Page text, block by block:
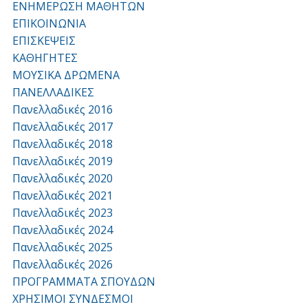
ΕΝΗΜΕΡΩΣΗ ΜΑΘΗΤΩΝ
ΕΠΙΚΟΙΝΩΝΙΑ
ΕΠΙΣΚΕΨΕΙΣ
ΚΑΘΗΓΗΤΕΣ
ΜΟΥΣΙΚΑ ΔΡΩΜΕΝΑ
ΠΑΝΕΛΛΑΔΙΚΕΣ
Πανελλαδικές 2016
Πανελλαδικές 2017
Πανελλαδικές 2018
Πανελλαδικές 2019
Πανελλαδικές 2020
Πανελλαδικές 2021
Πανελλαδικές 2023
Πανελλαδικές 2024
Πανελλαδικές 2025
Πανελλαδικές 2026
ΠΡΟΓΡΑΜΜΑΤΑ ΣΠΟΥΔΩΝ
ΧΡΗΣΙΜΟΙ ΣΥΝΔΕΣΜΟΙ